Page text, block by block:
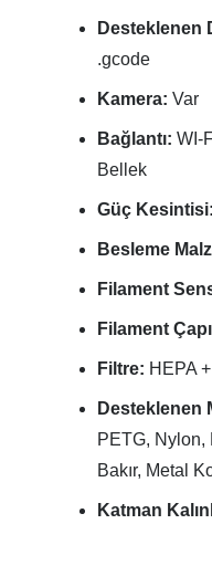
Desteklenen
.gcode
Kamera: Var
Bağlantı: WI-
Bellek
Güç Kesintisi:
Besleme
Filament
Filament
Filtre: HEPA
Desteklenen
PETG, Nylon,
Bakır, Metal
Katman